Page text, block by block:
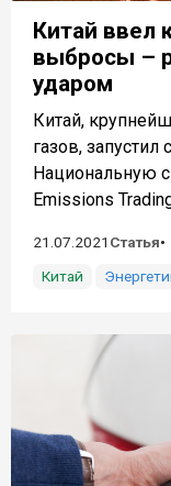
Китай ввел
выбросы –
ударом
Китай,
газов,
Национальную
Emissions
21.07.2021 Статья
Китай